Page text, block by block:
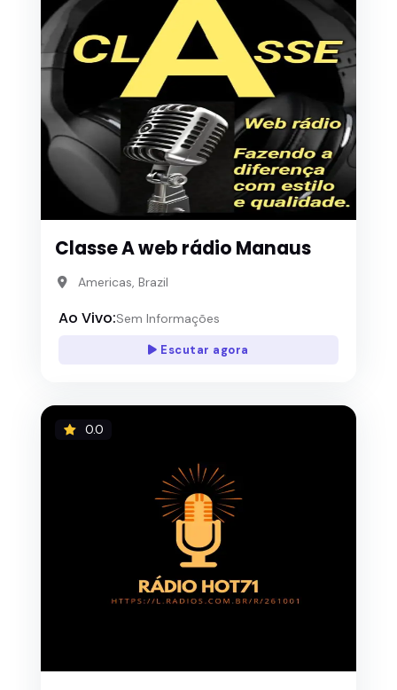
Classe A web rádio Manaus
Americas, Brazil
Ao Vivo:Sem Informações
Escutar agora
0.0